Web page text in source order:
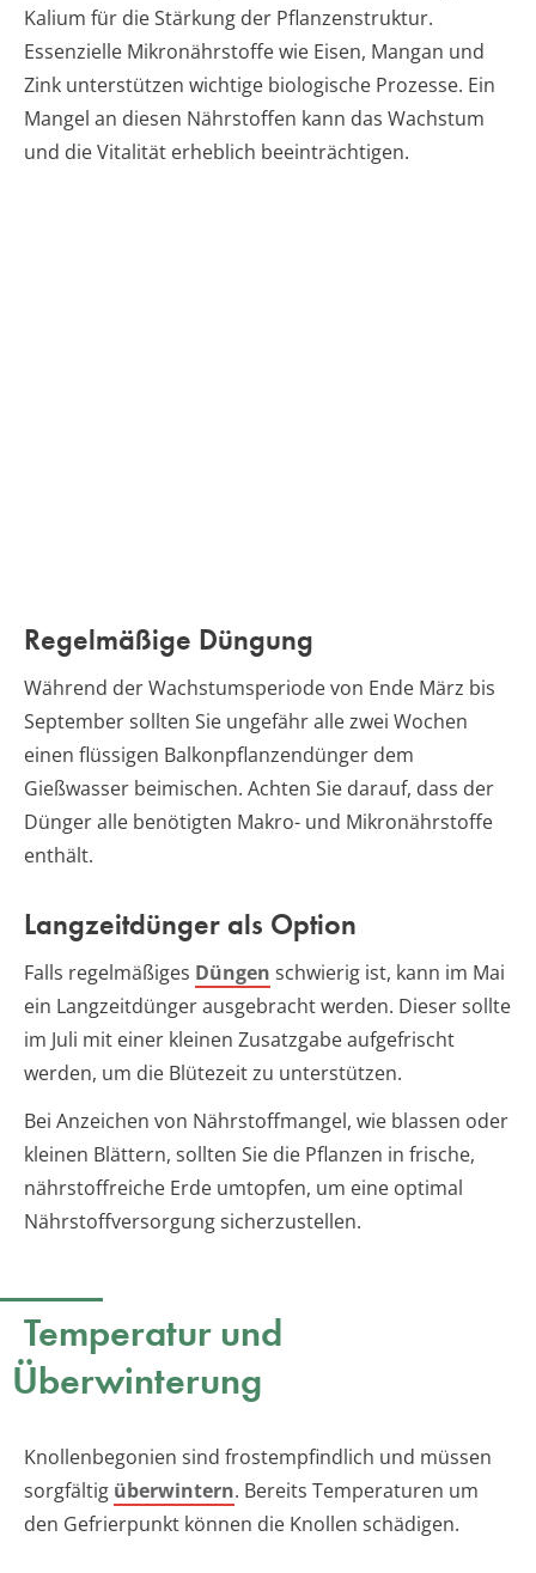
Kalium für die Stärkung der Pflanzenstruktur.
Essenzielle Mikronährstoffe wie Eisen, Mangan und
Zink unterstützen wichtige biologische Prozesse. Ein
Mangel an diesen Nährstoffen kann das Wachstum
und die Vitalität erheblich beeinträchtigen.
Regelmäßige Düngung
Während der Wachstumsperiode von Ende März bis
September sollten Sie ungefähr alle zwei Wochen
einen flüssigen Balkonpflanzendünger dem
Gießwasser beimischen. Achten Sie darauf, dass der
Dünger alle benötigten Makro- und Mikronährstoffe
enthält.
Langzeitdünger als Option
Falls regelmäßiges Düngen schwierig ist, kann im Mai
ein Langzeitdünger ausgebracht werden. Dieser sollte
im Juli mit einer kleinen Zusatzgabe aufgefrischt
werden, um die Blütezeit zu unterstützen.
Bei Anzeichen von Nährstoffmangel, wie blassen oder
kleinen Blättern, sollten Sie die Pflanzen in frische,
nährstoffreiche Erde umtopfen, um eine optimal
Nährstoffversorgung sicherzustellen.
Temperatur und
Überwinterung
Knollenbegonien sind frostempfindlich und müssen
sorgfältig überwintern. Bereits Temperaturen um
den Gefrierpunkt können die Knollen schädigen.